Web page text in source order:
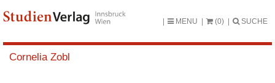
MENU (0) SUCHE
Cornelia Zobl